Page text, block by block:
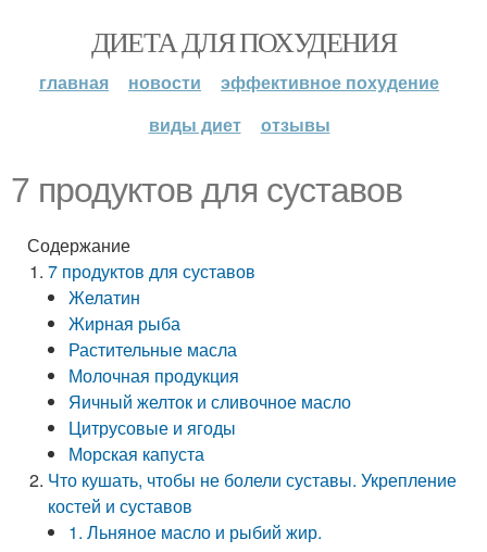
ДИЕТА ДЛЯ ПОХУДЕНИЯ
главная новости
эффективное похудение
виды диет
отзывы
7 продуктов для суставов
Содержание
7 продуктов для суставов
Желатин
Жирная рыба
Растительные масла
Молочная продукция
Яичный желток и сливочное масло
Цитрусовые и ягоды
Морская капуста
Что кушать, чтобы не болели суставы. Укрепление
костей и суставов
1. Льняное масло и рыбий жир.